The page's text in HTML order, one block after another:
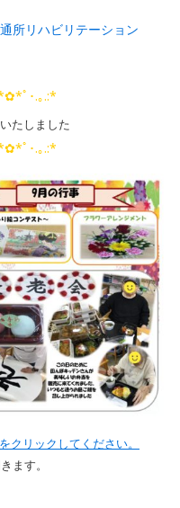
所リハビリテーション
ﾟ･.｡.:*
たしました
ﾟ･.｡.:*
リックしてください。
ます。